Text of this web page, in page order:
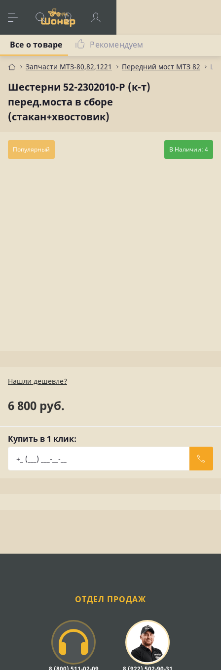
Запчасти МТЗ-80,82,1221 Передний мост МТЗ 82
Шестерни 52-2302010-Р (к-т)
перед.моста в сборе
(стакан+хвостовик)
Все о товаре Рекомендуем
Популярный В Наличии: 4
Нашли дешевле?
6 800 руб.
Купить в 1 клик:
ОТДЕЛ ПРОДАЖ